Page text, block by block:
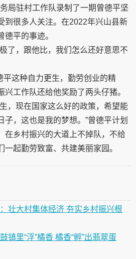
局驻村工作队录制了一期曾德平坚
到很多人关注。在2022年兴山县新
平的事迹。
了，跟他比，我们怎么还好意思不
平这种自力更生，勤劳创业的精
工作队还给他奖励了两头仔猪。
，现在国家这么好的政策，希望能
子，这也是我的梦想。”曾德平计划
在乡村振兴的大道上不掉队，不给
一起勤劳致富、共建美丽家园。
壮大村集体经济 夯实乡村振兴根
镇里“浮”橘香 橘香“孵”出翡翠蛋